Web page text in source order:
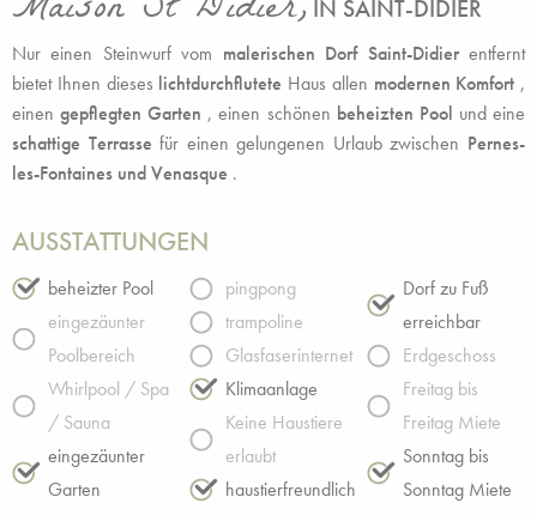
IN SAINT-DIDIER
Nur einen Steinwurf vom malerischen Dorf Saint-Didierentfernt
bietet Ihnen dieses lichtdurchflutete Haus allen modernen Komfort ,
einengepflegten Garten , einen schönen beheizten Pool und eine
schattige Terrasse für einen gelungenen Urlaub zwischen Pernes-
les-Fontaines und Venasque .
AUSSTATTUNGEN
beheizter Pool
eingezäunter
Poolbereich
Whirlpool / Spa
/ Sauna
eingezäunter
Garten
pingpong
trampoline
Glasfaserinternet
Klimaanlage
Keine Haustiere
erlaubt
haustierfreundlich
Dorf zu Fuß
erreichbar
Erdgeschoss
Freitag bis
Freitag Miete
Sonntag bis
Sonntag Miete